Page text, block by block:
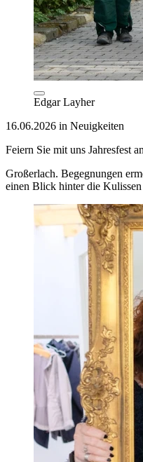
Edgar Layher
16.06.2026 in Neuigkeiten
Feiern Sie mit uns Jahresfest
Großerlach. Begegnungen
einen Blick hinter die